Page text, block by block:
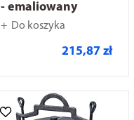
- emaliowany
Do koszyka
215,87 zł